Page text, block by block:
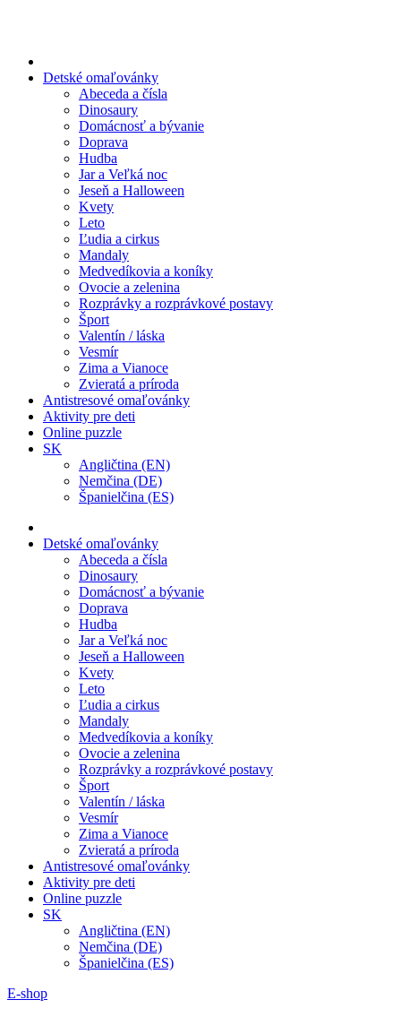
Detské omaľovánky
Abeceda a čísla
Dinosaury
Domácnosť a bývanie
Doprava
Hudba
Jar a Veľká noc
Jeseň a Halloween
Kvety
Leto
Ľudia a cirkus
Mandaly
Medvedíkovia a koníky
Ovocie a zelenina
Rozprávky a rozprávkové postavy
Šport
Valentín / láska
Vesmír
Zima a Vianoce
Zvieratá a príroda
Antistresové omaľovánky
Aktivity pre deti
Online puzzle
SK
Angličtina (EN)
Nemčina (DE)
Španielčina (ES)
Detské omaľovánky
Abeceda a čísla
Dinosaury
Domácnosť a bývanie
Doprava
Hudba
Jar a Veľká noc
Jeseň a Halloween
Kvety
Leto
Ľudia a cirkus
Mandaly
Medvedíkovia a koníky
Ovocie a zelenina
Rozprávky a rozprávkové postavy
Šport
Valentín / láska
Vesmír
Zima a Vianoce
Zvieratá a príroda
Antistresové omaľovánky
Aktivity pre deti
Online puzzle
SK
Angličtina (EN)
Nemčina (DE)
Španielčina (ES)
E-shop